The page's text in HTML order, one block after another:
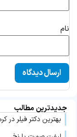
نام
جدیدترین مطالب
بهترین دکتر فیلر در